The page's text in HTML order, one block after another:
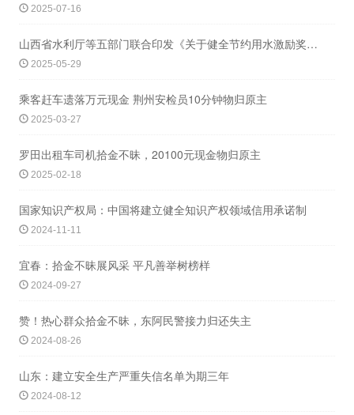
2025-07-16
山西省水利厅等五部门联合印发《关于健全节约用水激励奖励政策的实施意见》
2025-05-29
乘客赶车遗落万元现金 荆州安检员10分钟物归原主
2025-03-27
罗田出租车司机拾金不昧，20100元现金物归原主
2025-02-18
国家知识产权局：中国将建立健全知识产权领域信用承诺制
2024-11-11
宜春：拾金不昧展风采 平凡善举树榜样
2024-09-27
赞！热心群众拾金不昧，东阿民警接力归还失主
2024-08-26
山东：建立安全生产严重失信名单为期三年
2024-08-12